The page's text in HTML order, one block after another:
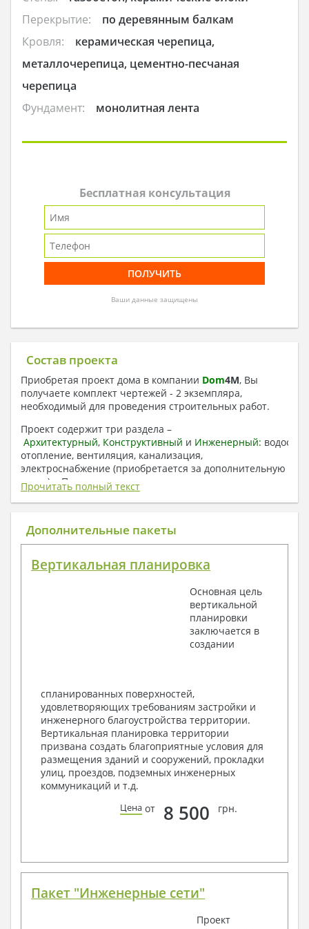
Перекрытие:
по деревянным балкам
Кровля:
керамическая черепица,
металлочерепица, цементно-песчаная
черепица
Фундамент:
монолитная лента
Бесплатная консультация
Ваши данные защищены
Состав проекта
Приобретая проект дома в компании Dom4M, Вы
получаете комплект чертежей - 2 экземпляра,
необходимый для проведения строительных работ.
Проект содержит три раздела –
Архитектурный, Конструктивный и Инженерный:
отопление, вентиляция, канализация,
электроснабжение (приобретается за дополнительную
плату) + Пояснительная записка.
1. Архитектурный раздел:
Общие данные по проекту
Поэтажные маркировочные планы с
Разрезы и состав конструкций
Фасады с ведомостью внешних отделок
Элементы проемов – спецификация
Ведомость перемычек – сечения и
Архитектурные узлы в конструкциях
2. Конструктивный раздел:
Общие данные по проекту
Схемы расположения и расчеты фундаментов
Элементы каркаса – схемы расположения
Схема расположения перекрытий
Опоры перекрытия на стены или Узлы
Элементы кровли – схемы расположения
3. Инженерный раздел (приобретается по желанию
за дополнительную плату):
Прочитать полный текст
Дополнительные пакеты
Вертикальная планировка
Основная цель
вертикальной
планировки
заключается в
создании
спланированных поверхностей,
удовлетворяющих требованиям застройки и
инженерного благоустройства территории.
Вертикальная планировка территории
призвана создать благоприятные условия для
размещения зданий и сооружений, прокладки
улиц, проездов, подземных инженерных
коммуникаций и т.д.
Цена от 8 500 грн.
Пакет "Инженерные сети"
Проект